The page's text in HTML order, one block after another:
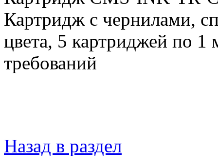
Картридж с чернилами,
цвета, 5 картриджей по
требований
Назад в раздел